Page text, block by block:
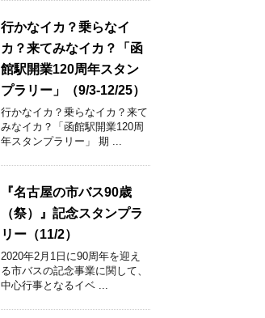
行かなイカ？乗らなイ
カ？来てみなイカ？「函
館駅開業120周年スタン
プラリー」（9/3-12/25）
行かなイカ？乗らなイカ？来て
みなイカ？「函館駅開業120周
年スタンプラリー」 期 ...
『名古屋の市バス90歳
（祭）』記念スタンプラ
リー（11/2）
2020年2月1日に90周年を迎え
る市バスの記念事業に関して、
中心行事となるイベ ...